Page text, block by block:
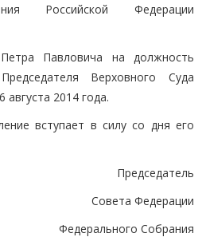
Российской Федерации
Павловича на должность
Верховного Суда
августа 2014 года.
вступает в силу со дня его
Председатель
Совета Федерации
Федерального Собрания